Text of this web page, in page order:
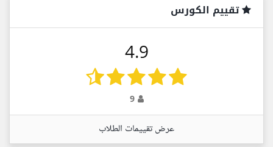
تقييم الكورس
4.9
9
عرض تقييمات الطلاب